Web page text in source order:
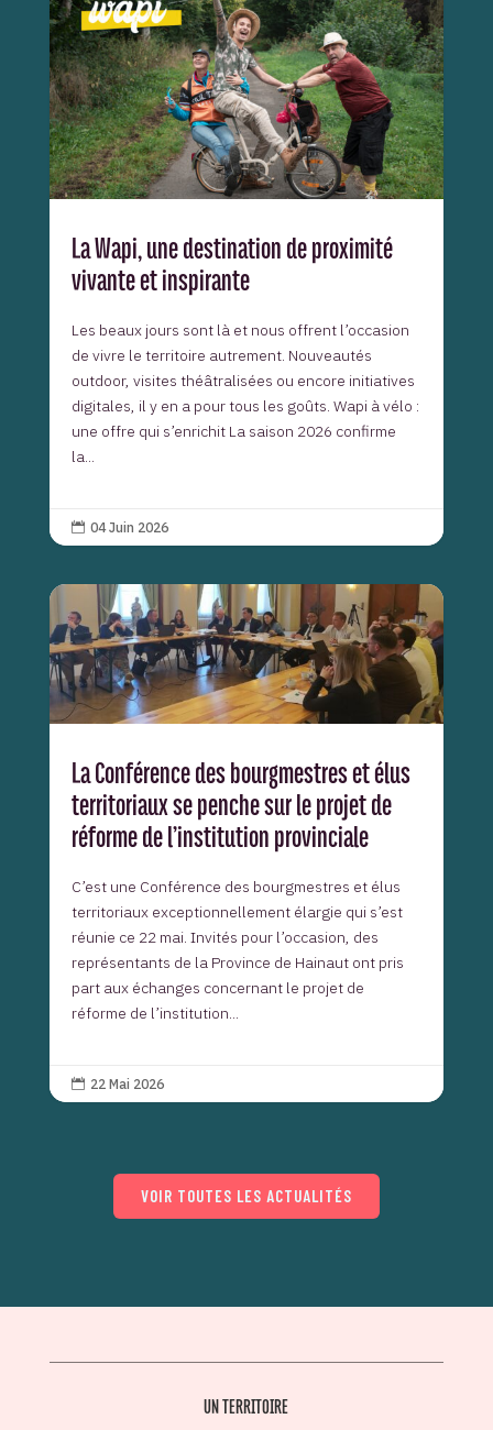
La Wapi, une destination de proximité
vivante et inspirante
Les beaux jours sont là et nous offrent l’occasion
de vivre le territoire autrement. Nouveautés
outdoor, visites théâtralisées ou encore initiatives
digitales, il y en a pour tous les goûts. Wapi à vélo :
une offre qui s’enrichit La saison 2026 confirme
la...
 04 Juin 2026
La Conférence des bourgmestres et élus
territoriaux se penche sur le projet de
réforme de l’institution provinciale
C’est une Conférence des bourgmestres et élus
territoriaux exceptionnellement élargie qui s’est
réunie ce 22 mai. Invités pour l’occasion, des
représentants de la Province de Hainaut ont pris
part aux échanges concernant le projet de
réforme de l’institution...
 22 Mai 2026
VOIR TOUTES LES ACTUALITÉS
UN TERRITOIRE